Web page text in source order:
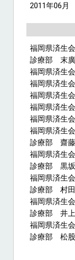
2011年06月
福岡県済生
診療部 末
福岡県済生
福岡県済生
福岡県済生
福岡県済生
福岡県済生
福岡県済生
診療部 齋
福岡県済生
診療部 黒
福岡県済生
診療部 村
福岡県済生
診療部 井
福岡県済生
診療部 松